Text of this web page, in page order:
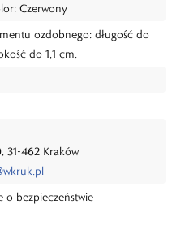
Czerwony
ozdobnego: długość do
do 1,1 cm.
31-462 Kraków
o bezpieczeństwie